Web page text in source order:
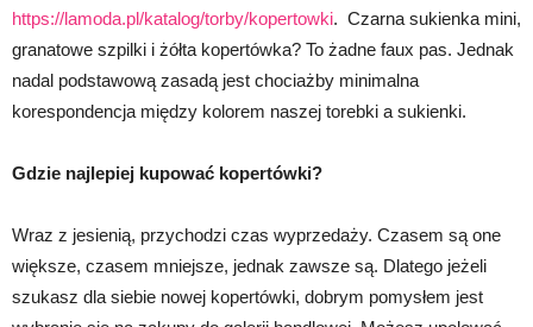
https://lamoda.pl/katalog/torby/kopertowki. Czarna sukienka mini,
granatowe szpilki i żółta kopertówka? To żadne faux pas. Jednak
nadal podstawową zasadą jest chociażby minimalna
korespondencja między kolorem naszej torebki a sukienki.
Gdzie najlepiej kupować kopertówki?
Wraz z jesienią, przychodzi czas wyprzedaży. Czasem są one
większe, czasem mniejsze, jednak zawsze są. Dlatego jeżeli
szukasz dla siebie nowej kopertówki, dobrym pomysłem jest